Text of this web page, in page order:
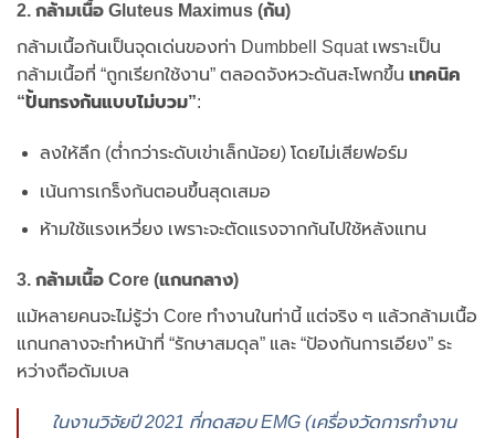
2. กล้ามเนื้อ Gluteus Maximus (ก้น)
กล้ามเนื้อก้นเป็นจุดเด่นของท่า Dumbbell Squat เพราะเป็น
กล้ามเนื้อที่ “ถูกเรียกใช้งาน” ตลอดจังหวะดันสะโพกขึ้น เทคนิค
“ปั้นทรงก้นแบบไม่บวม”:
ลงให้ลึก (ต่ำกว่าระดับเข่าเล็กน้อย) โดยไม่เสียฟอร์ม
เน้นการเกร็งก้นตอนขึ้นสุดเสมอ
ห้ามใช้แรงเหวี่ยง เพราะจะตัดแรงจากก้นไปใช้หลังแทน
3. กล้ามเนื้อ Core (แกนกลาง)
แม้หลายคนจะไม่รู้ว่า Core ทำงานในท่านี้ แต่จริง ๆ แล้วกล้ามเนื้อ
แกนกลางจะทำหน้าที่ “รักษาสมดุล” และ “ป้องกันการเอียง” ระ
หว่างถือดัมเบล
ในงานวิจัยปี 2021 ที่ทดสอบ EMG (เครื่องวัดการทำงาน